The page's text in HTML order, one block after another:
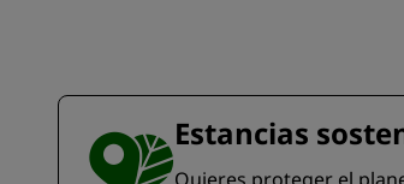
Estancias